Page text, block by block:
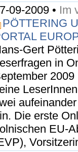
09-2009 • Im
PÖTTERING
Gert
in
Die erste
EU-